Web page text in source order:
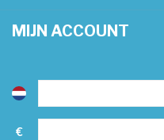
MIJN ACCOUNT
€